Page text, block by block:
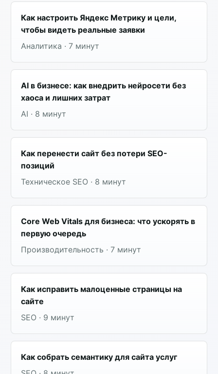
Как настроить Яндекс Метрику и цели,
чтобы видеть реальные заявки
Аналитика · 7 минут
AI в бизнесе: как внедрить нейросети без
хаоса и лишних затрат
AI · 8 минут
Как перенести сайт без потери SEO-
позиций
Техническое SEO · 8 минут
Core Web Vitals для бизнеса: что ускорять в
первую очередь
Производительность · 7 минут
Как исправить малоценные страницы на
сайте
SEO · 9 минут
Как собрать семантику для сайта услуг